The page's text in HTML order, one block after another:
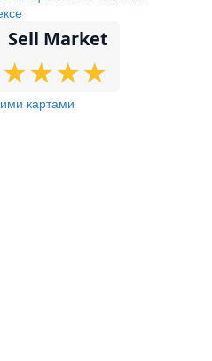
Sell Market
★
★★
★★
★★
★